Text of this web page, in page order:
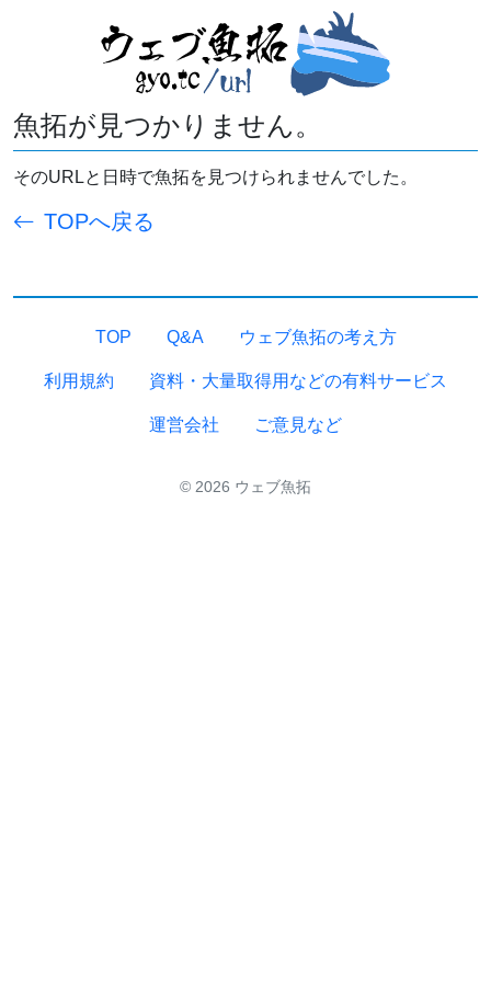
魚拓が見つかりません。
そのURLと日時で魚拓を見つけられませんでした。
TOPへ戻る
TOP Q&A ウェブ魚拓の考え方
利用規約 資料・大量取得用などの有料サービス
運営会社 ご意見など
© 2026 ウェブ魚拓